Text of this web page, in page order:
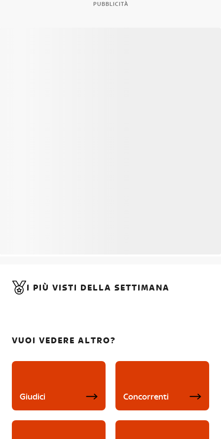
PUBBLICITÀ
I PIÙ VISTI DELLA SETTIMANA
VUOI VEDERE ALTRO?
Giudici Concorrenti